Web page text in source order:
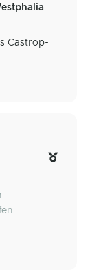
Castrop-